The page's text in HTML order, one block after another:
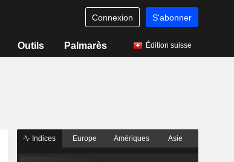
Connexion S'abonner
Outils Palmarès Édition suisse
Indices Europe Amériques Asie